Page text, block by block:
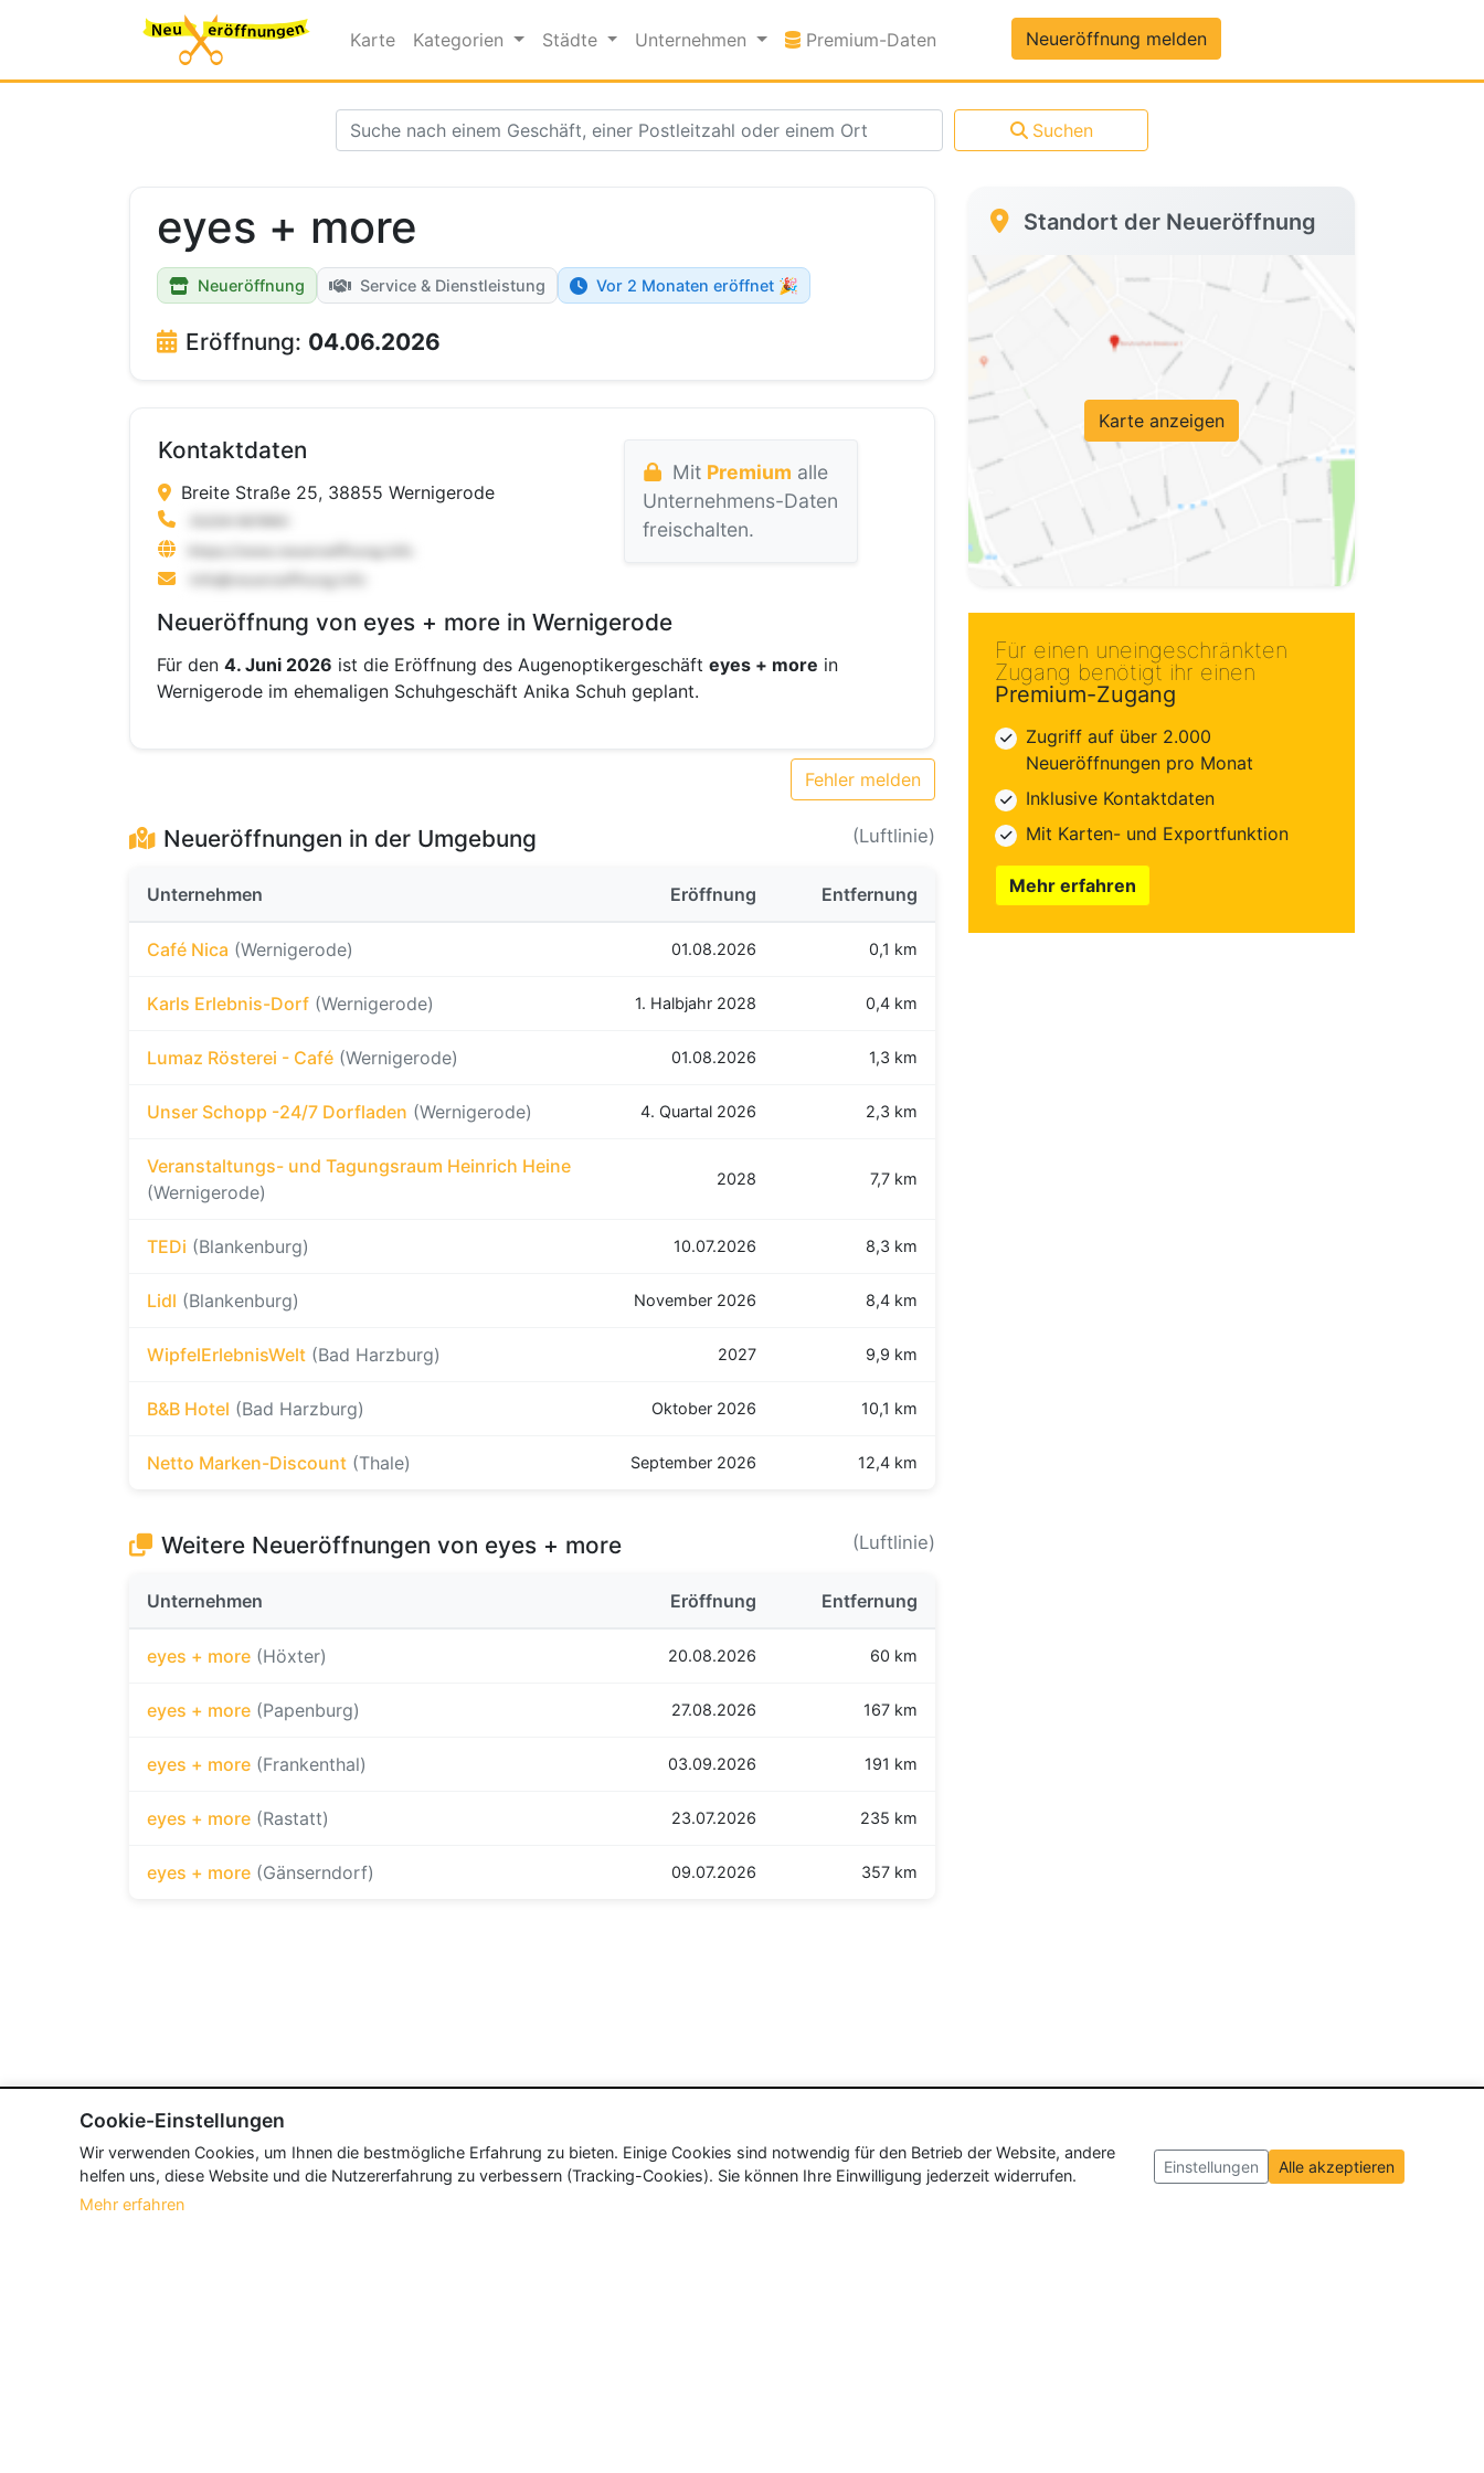
Karte Kategorien Städte Unternehmen Premium-Daten Premium-DatenNeueröffnung melden
Suchen
eyes + more
Neueröffnung Service & Dienstleistung Vor 2 Monaten eröffnet 🎉
Eröffnung: 04.06.2026
Kontaktdaten
Breite Straße 25, 38855 Wernigerode
Mit Premium alle
Unternehmens-Daten
freischalten.
Neueröffnung von eyes + more in Wernigerode
Für den 4. Juni 2026 ist die Eröffnung des Augenoptikergeschäft eyes + more in
Wernigerode im ehemaligen Schuhgeschäft Anika Schuh geplant.
Fehler melden
Neueröffnungen in der Umgebung (Luftlinie)
Unternehmen Eröffnung Entfernung
Café Nica (Wernigerode) 01.08.2026 0,1 km
Karls Erlebnis-Dorf (Wernigerode) 1. Halbjahr 2028 0,4 km
Lumaz Rösterei - Café (Wernigerode) 01.08.2026 1,3 km
Unser Schopp -24/7 Dorfladen (Wernigerode) 4. Quartal 2026 2,3 km
Veranstaltungs- und Tagungsraum Heinrich Heine
(Wernigerode)
2028 7,7 km
TEDi (Blankenburg) 10.07.2026 8,3 km
Lidl (Blankenburg) November 2026 8,4 km
WipfelErlebnisWelt (Bad Harzburg) 2027 9,9 km
B&B Hotel (Bad Harzburg) Oktober 2026 10,1 km
Netto Marken-Discount (Thale) September 2026 12,4 km
Weitere Neueröffnungen von eyes + more (Luftlinie)
Unternehmen Eröffnung Entfernung
eyes + more (Höxter) 20.08.2026 60 km
eyes + more (Papenburg) 27.08.2026 167 km
eyes + more (Frankenthal) 03.09.2026 191 km
eyes + more (Rastatt) 23.07.2026 235 km
eyes + more (Gänserndorf) 09.07.2026 357 km
Standort der Neueröffnung
Karte anzeigen
Für einen uneingeschränkten
Zugang benötigt ihr einen
Premium-Zugang
Zugriff auf über 2.000
Neueröffnungen pro Monat
Inklusive Kontaktdaten
Mit Karten- und Exportfunktion
Mehr erfahren
Cookie-Einstellungen
Wir verwenden Cookies, um Ihnen die bestmögliche Erfahrung zu bieten. Einige Cookies sind notwendig für den Betrieb der Website, andere
helfen uns, diese Website und die Nutzererfahrung zu verbessern (Tracking-Cookies). Sie können Ihre Einwilligung jederzeit widerrufen.
Mehr erfahren
Einstellungen Alle akzeptieren